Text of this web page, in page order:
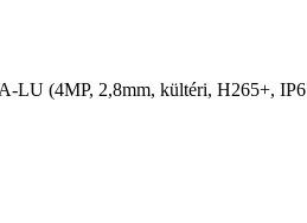
LU (4MP, 2,8mm, kültéri, H265+,